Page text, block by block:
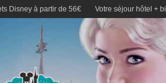
Disney à partir de 56€ Votre séjour hôtel +